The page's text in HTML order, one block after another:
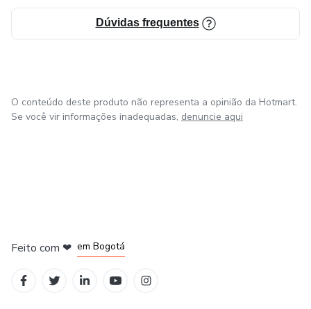
Dúvidas frequentes
O conteúdo deste produto não representa a opinião da Hotmart.
Se você vir informações inadequadas, denuncie aqui
Feito com ❤ em Bogotá